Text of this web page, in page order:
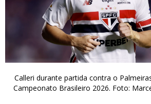
Calleri durante partida contra o
Campeonato Brasileiro 2026. Foto: